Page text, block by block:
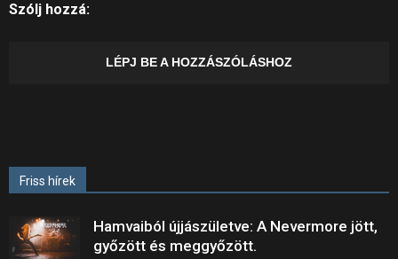
Szólj hozzá:
LÉPJ BE A HOZZÁSZÓLÁSHOZ
Friss hírek
Hamvaiból újjászületve: A Nevermore jött,
győzött és meggyőzött.